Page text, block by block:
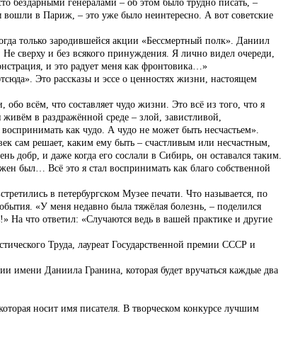
бездарными генералами – об этом было трудно писать, –
в Париж, – это уже было неинтересно. А вот советские
только зародившейся акции «Бессмертный полк». Даниил
сверху и без всякого принуждения. Я лично видел очереди,
и это радует меня как фронтовика…»
Это рассказы и эссе о ценностях жизни, настоящем
всём, что составляет чудо жизни. Это всё из того, что я
в раздражённой среде – злой, завистливой,
как чудо. А чудо не может быть несчастьем».
сам решает, каким ему быть – счастливым или несчастным,
добр, и даже когда его сослали в Сибирь, он оставался таким.
был… Всё это я стал воспринимать как благо собственной
в петербургском Музее печати. Что называется, по
«У меня недавно была тяжёлая болезнь, – поделился
что ответил: «Случаются ведь в вашей практике и другие
Труда, лауреат Государственной премии СССР и
имени Даниила Гранина, которая будет вручаться каждые два
носит имя писателя. В творческом конкурсе лучшим